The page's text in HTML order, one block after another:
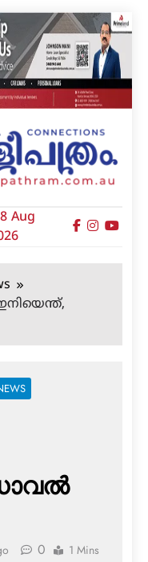
Aug
0 1 Mins